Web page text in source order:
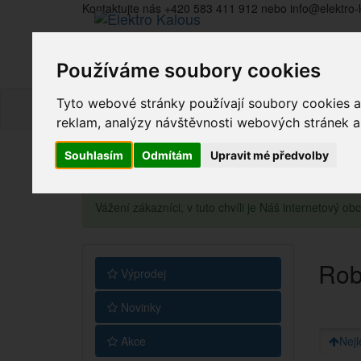
Používáme soubory cookies
Tyto webové stránky používají soubory cookies
reklam, analýzy návštěvnosti webových stránek
Souhlasím Odmítám Upravit mé předvolby
Kontaktujte nás +420 583 411 912 nebo
Vážení zákazníci, v tuto chvíli je Náš internetový
Výprodej
Novinky
Akce